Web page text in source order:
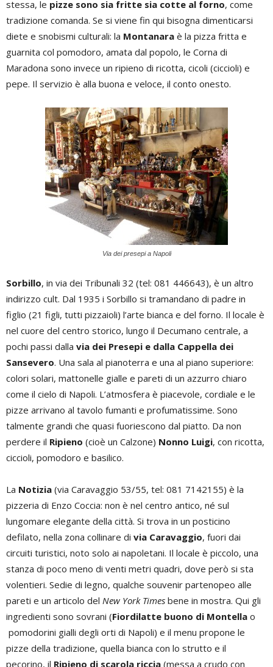
stessa, le pizze sono sia fritte sia cotte al forno, come
tradizione comanda. Se si viene fin qui bisogna dimenticarsi
diete e snobismi culturali: la Montanara è la pizza fritta e
guarnita col pomodoro, amata dal popolo, le Corna di
Maradona sono invece un ripieno di ricotta, cicoli (ciccioli) e
pepe. Il servizio è alla buona e veloce, il conto onesto.
Via dei presepi a Napoli
Sorbillo, in via dei Tribunali 32 (tel: 081 446643), è un altro
indirizzo cult. Dal 1935 i Sorbillo si tramandano di padre in
figlio (21 figli, tutti pizzaioli) l’arte bianca e del forno. Il locale è
nel cuore del centro storico, lungo il Decumano centrale, a
pochi passi dalla via dei Presepi e dalla Cappella dei
Sansevero. Una sala al pianoterra e una al piano superiore:
colori solari, mattonelle gialle e pareti di un azzurro chiaro
come il cielo di Napoli. L’atmosfera è piacevole, cordiale e le
pizze arrivano al tavolo fumanti e profumatissime. Sono
talmente grandi che quasi fuoriescono dal piatto. Da non
perdere il Ripieno (cioè un Calzone) Nonno Luigi, con ricotta,
ciccioli, pomodoro e basilico.
La Notizia (via Caravaggio 53/55, tel: 081 7142155) è la
pizzeria di Enzo Coccia: non è nel centro antico, né sul
lungomare elegante della città. Si trova in un posticino
defilato, nella zona collinare di via Caravaggio, fuori dai
circuiti turistici, noto solo ai napoletani. Il locale è piccolo, una
stanza di poco meno di venti metri quadri, dove però si sta
volentieri. Sedie di legno, qualche souvenir partenopeo alle
pareti e un articolo del New York Times bene in mostra. Qui gli
ingredienti sono sovrani (Fiordilatte buono di Montella o
pomodorini gialli degli orti di Napoli) e il menu propone le
pizze della tradizione, quella bianca con lo strutto e il
pecorino, il Ripieno di scarola riccia (messa a crudo con